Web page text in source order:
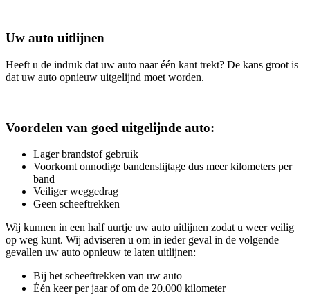
Uw auto uitlijnen
Heeft u de indruk dat uw auto naar één kant trekt? De kans groot is
dat uw auto opnieuw uitgelijnd moet worden.
Voordelen van goed uitgelijnde auto:
Lager brandstof gebruik
Voorkomt onnodige bandenslijtage dus meer kilometers per
band
Veiliger weggedrag
Geen scheeftrekken
Wij kunnen in een half uurtje uw auto uitlijnen zodat u weer veilig
op weg kunt. Wij adviseren u om in ieder geval in de volgende
gevallen uw auto opnieuw te laten uitlijnen:
Bij het scheeftrekken van uw auto
Één keer per jaar of om de 20.000 kilometer